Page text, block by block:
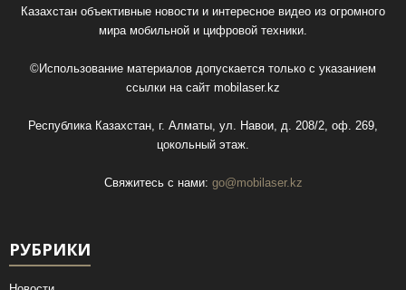
Казахстан объективные новости и интересное видео из огромного
мира мобильной и цифровой техники.
©Использование материалов допускается только с указанием
ссылки на сайт mobilaser.kz
Республика Казахстан, г. Алматы, ул. Навои, д. 208/2, оф. 269,
цокольный этаж.
Свяжитесь с нами: go@mobilaser.kz
РУБРИКИ